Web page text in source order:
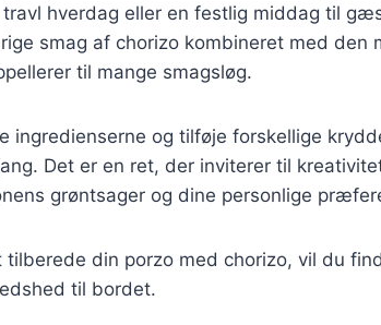
hverdag eller en festlig middag til
smag af chorizo kombineret med den
til mange smagsløg.
ingredienserne og tilføje forskellige
Det er en ret, der inviterer til
grøntsager og dine personlige
din porzo med chorizo, vil du
til bordet.